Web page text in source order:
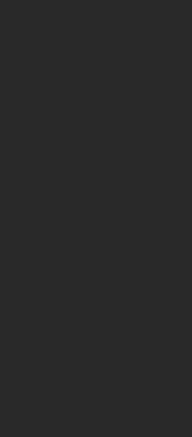
en zijn sleutel tot succes
om je bedrijf net zo innovatief te
zette de entertainmentindustrie
constant opnieuw uitvinden. Dit